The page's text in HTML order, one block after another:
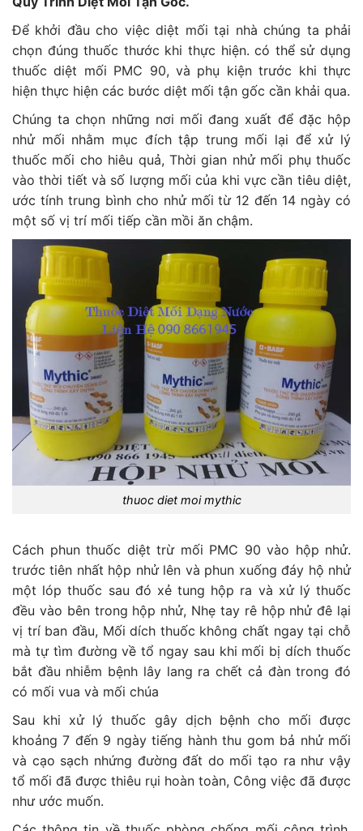
Để khởi đầu cho việc diệt mối tại nhà chúng ta phải
chọn đúng thuốc thước khi thực hiện. có thể sử dụng
thuốc diệt mối PMC 90, và phụ kiện trước khi thực
hiện thực hiện các bước diệt mối tận gốc cần khải qua.
Chúng ta chọn những nơi mối đang xuất để đặc hộp
nhử mối nhằm mục đích tập trung mối lại để xử lý
thuốc mối cho hiêu quả, Thời gian nhử mối phụ thuốc
vào thời tiết và số lượng mối của khi vực cần tiêu diệt,
ước tính trung bình cho nhử mối từ 12 đến 14 ngày có
một số vị trí mối tiếp cần mồi ăn chậm.
thuoc diet moi mythic
Cách phun thuốc diệt trừ mối PMC 90 vào hộp nhử.
trước tiên nhất hộp nhử lên và phun xuống đáy hộ nhử
một lóp thuốc sau đó xẻ tung hộp ra và xử lý thuốc
đều vào bên trong hộp nhử, Nhẹ tay rê hộp nhử đê lại
vị trí ban đầu, Mối dích thuốc không chất ngay tại chỗ
mà tự tìm đường về tổ ngay sau khi mối bị dích thuốc
bắt đầu nhiễm bệnh lây lang ra chết cả đàn trong đó
có mối vua và mối chúa
Sau khi xử lý thuốc gây dịch bệnh cho mối được
khoảng 7 đến 9 ngày tiếng hành thu gom bả nhử mối
và cạo sạch nhứng đường đất do mối tạo ra như vậy
tổ mối đã được thiêu rụi hoàn toàn, Công việc đã được
như ước muốn.